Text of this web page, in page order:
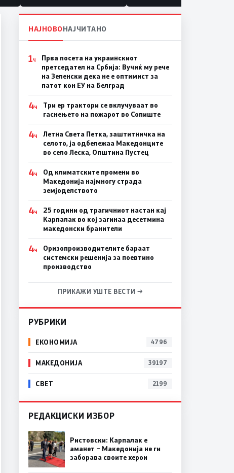
НАЈНОВОНАЈЧИТАНО
1Ч
Прва посета на украинскиот
претседател на Србија: Вучиќ му рече
на Зеленски дека не е оптимист за
патот кон ЕУ на Белград
4Ч
Три ер трактори се вклучуваат во
гаснењето на пожарот во Сопиште
4Ч
Летна Света Петка, заштитничка на
селото, ја одбележаа Македонците
во село Леска, Општина Пустец
4Ч
Од климатските промени во
Македонија најмногу страда
земјоделството
4Ч
25 години од трагичниот настан кај
Карпалак во кој загинаа десетмина
македонски бранители
4Ч
Оризопроизводителите бараат
системски решенија за поевтино
производство
ПРИКАЖИ УШТЕ ВЕСТИ →
РУБРИКИ
ЕКОНОМИЈА 4796
МАКЕДОНИЈА 39197
СВЕТ 2199
РЕДАКЦИСКИ ИЗБОР
Ристовски: Карпалак е
аманет – Македонија не ги
заборава своите херои